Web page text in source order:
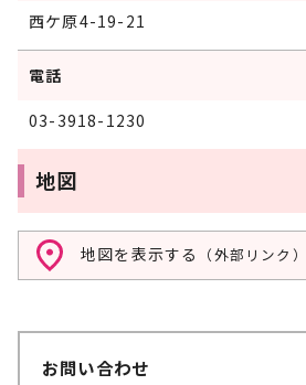
西ケ原4-19-21
電話
03-3918-1230
地図
地図を表示する （外部リンク）
お問い合わせ